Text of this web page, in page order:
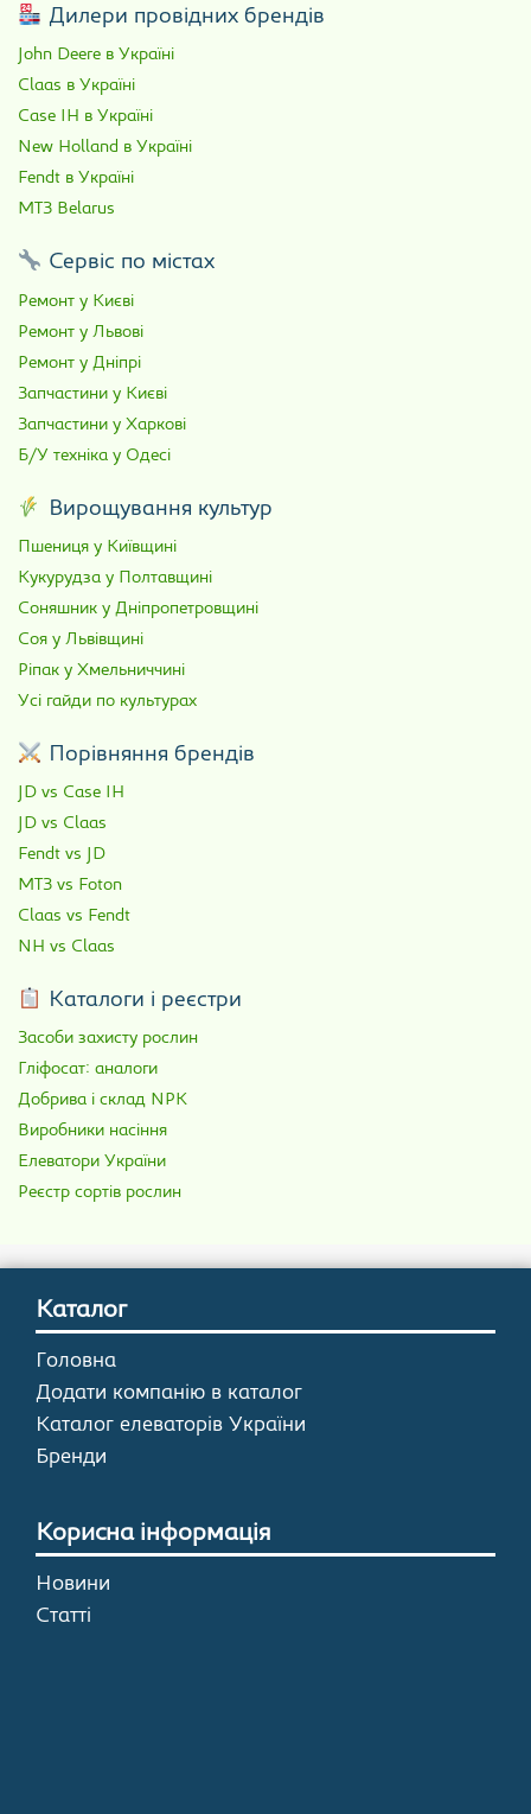
Дилери провідних брендів
John Deere в Україні
Claas в Україні
Case IH в Україні
New Holland в Україні
Fendt в Україні
МТЗ Belarus
Сервіс по містах
Ремонт у Києві
Ремонт у Львові
Ремонт у Дніпрі
Запчастини у Києві
Запчастини у Харкові
Б/У техніка у Одесі
Вирощування культур
Пшениця у Київщині
Кукурудза у Полтавщині
Соняшник у Дніпропетровщині
Соя у Львівщині
Ріпак у Хмельниччині
Усі гайди по культурах
Порівняння брендів
JD vs Case IH
JD vs Claas
Fendt vs JD
МТЗ vs Foton
Claas vs Fendt
NH vs Claas
Каталоги і реєстри
Засоби захисту рослин
Гліфосат: аналоги
Добрива і склад NPK
Виробники насіння
Елеватори України
Реєстр сортів рослин
Каталог
Головна
Додати компанію в каталог
Каталог елеваторів України
Бренди
Корисна інформація
Новини
Статті